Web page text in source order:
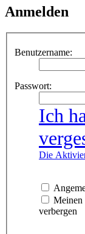
Anmelden
Benutzername:
Passwort:
Ich
Die
Meinen
verbergen